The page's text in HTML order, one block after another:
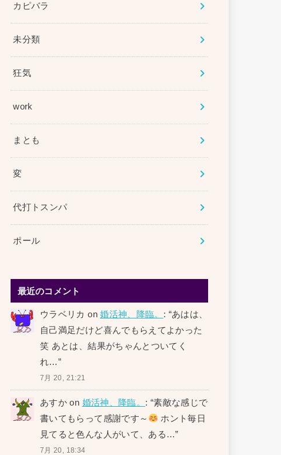
カピバラ
未分類
狂気
work
まとも
変
代打トスンパ
ポール
最近のコメント
ウラベリカ on婚活神、降臨。 : “あはは、
自己満足だけど喜んでもらえてよかった
笑 あとは、結果がちゃんとついてく
れ…”
7月 20, 21:21
あすか on 婚活神、降臨。 : “素敵な感じで
書いてもらって感謝です～
ホント毎日
見てると色んな人がいて、ある…”
7月 20, 18:34